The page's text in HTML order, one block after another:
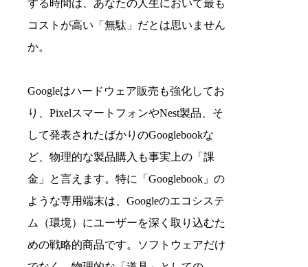
する時間は、あなたの人生において最も
コストが高い「無駄」だとは思いません
か。
Googleはハードウェア販売も強化してお
り、PixelスマートフォンやNest製品、そ
して発表されたばかりのGooglebookな
ど、物理的な製品購入も事実上の「課
金」と言えます。特に「Googlebook」の
ような専用端末は、Googleのエコシステ
ム（環境）にユーザーを深く取り込むた
めの戦略的商品です。ソフトウェアだけ